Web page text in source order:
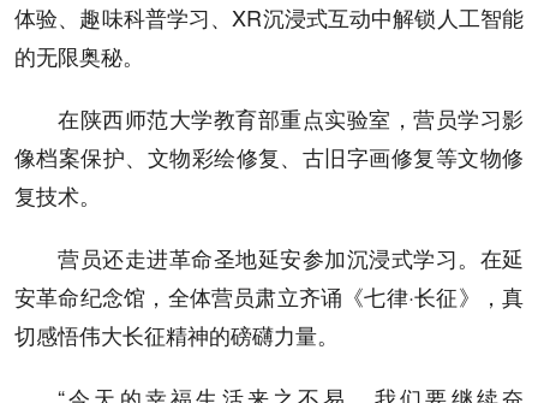
体验、趣味科普学习、XR沉浸式互动中解锁人工智能
的无限奥秘。
在陕西师范大学教育部重点实验室，营员学习影
像档案保护、文物彩绘修复、古旧字画修复等文物修
复技术。
营员还走进革命圣地延安参加沉浸式学习。在延
安革命纪念馆，全体营员肃立齐诵《七律·长征》，真
切感悟伟大长征精神的磅礴力量。